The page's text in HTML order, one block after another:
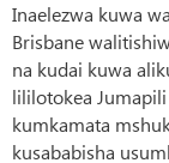
Inaelezwa kuwa
Brisbane
na kudai kuwa
lililotokea
kumkamata
kusababisha